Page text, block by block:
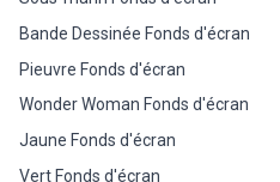
Bande Dessinée Fonds d'écran
Pieuvre Fonds d'écran
Wonder Woman Fonds d'écran
Jaune Fonds d'écran
Vert Fonds d'écran